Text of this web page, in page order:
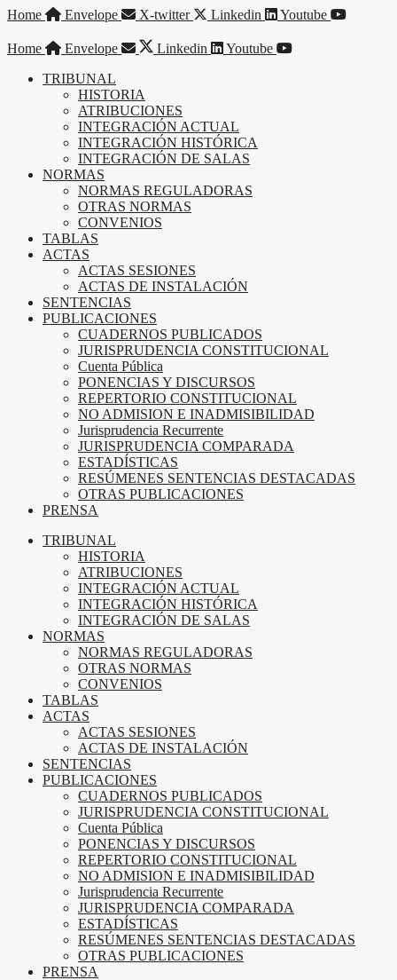
Saltar
contenido
Home Envelope X-twitter Linkedin Youtube
Home Envelope Linkedin
Youtube
TRIBUNAL
HISTORIA
ATRIBUCIONES
INTEGRACIÓN ACTUAL
INTEGRACIÓN HISTÓRICA
INTEGRACIÓN DE SALAS
NORMAS
NORMAS REGULADORAS
OTRAS NORMAS
CONVENIOS
TABLAS
ACTAS
ACTAS SESIONES
ACTAS DE INSTALACIÓN
SENTENCIAS
PUBLICACIONES
CUADERNOS PUBLICADOS
JURISPRUDENCIA CONSTITUCIONAL
Cuenta Pública
PONENCIAS Y DISCURSOS
REPERTORIO CONSTITUCIONAL
NO ADMISION E INADMISIBILIDAD
Jurisprudencia Recurrente
JURISPRUDENCIA COMPARADA
ESTADÍSTICAS
RESÚMENES SENTENCIAS DESTACADAS
OTRAS PUBLICACIONES
PRENSA
TRIBUNAL
HISTORIA
ATRIBUCIONES
INTEGRACIÓN ACTUAL
INTEGRACIÓN HISTÓRICA
INTEGRACIÓN DE SALAS
NORMAS
NORMAS REGULADORAS
OTRAS NORMAS
CONVENIOS
TABLAS
ACTAS
ACTAS SESIONES
ACTAS DE INSTALACIÓN
SENTENCIAS
PUBLICACIONES
CUADERNOS PUBLICADOS
JURISPRUDENCIA CONSTITUCIONAL
Cuenta Pública
PONENCIAS Y DISCURSOS
REPERTORIO CONSTITUCIONAL
NO ADMISION E INADMISIBILIDAD
Jurisprudencia Recurrente
JURISPRUDENCIA COMPARADA
ESTADÍSTICAS
RESÚMENES SENTENCIAS DESTACADAS
OTRAS PUBLICACIONES
PRENSA